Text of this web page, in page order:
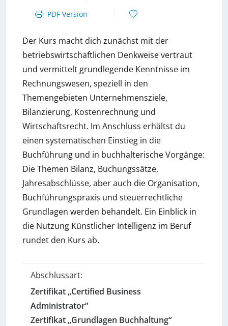
PDF Version
Der Kurs macht dich zunächst mit der
betriebswirtschaftlichen Denkweise vertraut
und vermittelt grundlegende Kenntnisse im
Rechnungswesen, speziell in den
Themengebieten Unternehmensziele,
Bilanzierung, Kostenrechnung und
Wirtschaftsrecht. Im Anschluss erhältst du
einen systematischen Einstieg in die
Buchführung und in buchhalterische Vorgänge:
Die Themen Bilanz, Buchungssätze,
Jahresabschlüsse, aber auch die Organisation,
Buchführungspraxis und steuerrechtliche
Grundlagen werden behandelt. Ein Einblick in
die Nutzung Künstlicher Intelligenz im Beruf
rundet den Kurs ab.
Abschlussart:
Zertifikat „Certified Business
Administrator“
Zertifikat „Grundlagen Buchhaltung“